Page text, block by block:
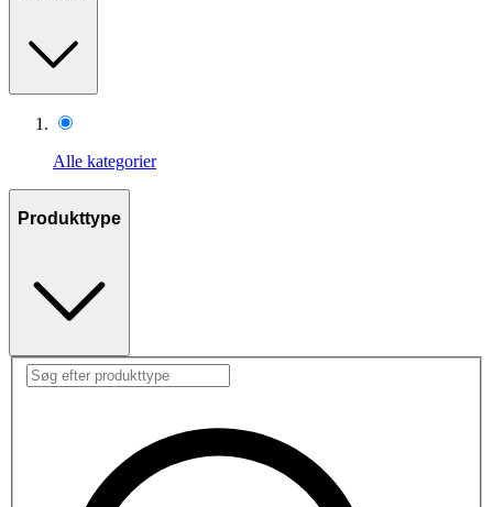
Alle kategorier
Produkttype